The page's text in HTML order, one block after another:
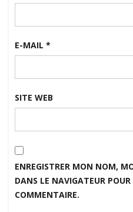
E-MAIL *
SITE WEB
ENREGISTRER MON NOM,
DANS LE NAVIGATEUR
COMMENTAIRE.